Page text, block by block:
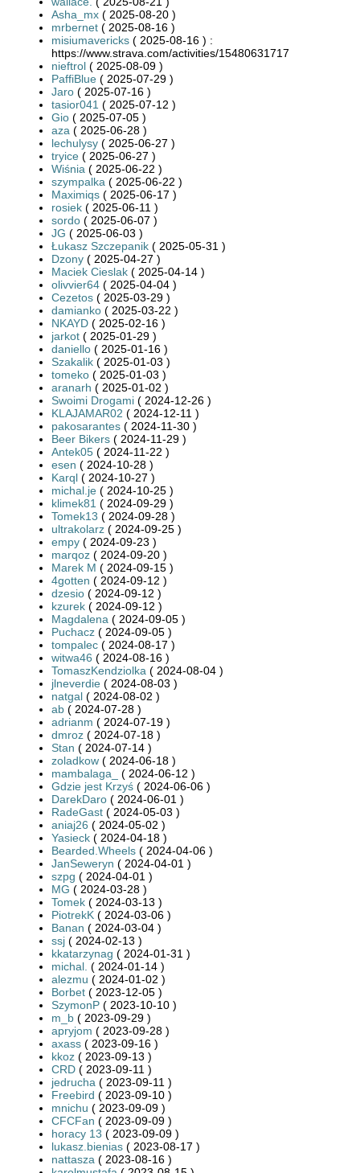
Asha_mx ( 2025-08-20 )
mrbernet ( 2025-08-16 )
misiumavericks ( 2025-08-16 ) :
https://www.strava.com/activities/15480631717
nieftrol ( 2025-08-09 )
PaffiBlue ( 2025-07-29 )
Jaro ( 2025-07-16 )
tasior041 ( 2025-07-12 )
Gio ( 2025-07-05 )
aza ( 2025-06-28 )
lechulysy ( 2025-06-27 )
tryice ( 2025-06-27 )
Wiśnia ( 2025-06-22 )
szympalka ( 2025-06-22 )
Maximiqs ( 2025-06-17 )
rosiek ( 2025-06-11 )
sordo ( 2025-06-07 )
JG ( 2025-06-03 )
Łukasz Szczepanik ( 2025-05-31 )
Dzony ( 2025-04-27 )
Maciek Cieslak ( 2025-04-14 )
olivvier64 ( 2025-04-04 )
Cezetos ( 2025-03-29 )
damianko ( 2025-03-22 )
NKAYD ( 2025-02-16 )
jarkot ( 2025-01-29 )
daniello ( 2025-01-16 )
Szakalik ( 2025-01-03 )
tomeko ( 2025-01-03 )
aranarh ( 2025-01-02 )
Swoimi Drogami ( 2024-12-26 )
KLAJAMAR02 ( 2024-12-11 )
pakosarantes ( 2024-11-30 )
Beer Bikers ( 2024-11-29 )
Antek05 ( 2024-11-22 )
esen ( 2024-10-28 )
Karql ( 2024-10-27 )
michal.je ( 2024-10-25 )
klimek81 ( 2024-09-29 )
Tomek13 ( 2024-09-28 )
ultrakolarz ( 2024-09-25 )
empy ( 2024-09-23 )
marqoz ( 2024-09-20 )
Marek M ( 2024-09-15 )
4gotten ( 2024-09-12 )
dzesio ( 2024-09-12 )
kzurek ( 2024-09-12 )
Magdalena ( 2024-09-05 )
Puchacz ( 2024-09-05 )
tompalec ( 2024-08-17 )
witwa46 ( 2024-08-16 )
TomaszKendziolka ( 2024-08-04 )
jlneverdie ( 2024-08-03 )
natgal ( 2024-08-02 )
ab ( 2024-07-28 )
adrianm ( 2024-07-19 )
dmroz ( 2024-07-18 )
Stan ( 2024-07-14 )
zoladkow ( 2024-06-18 )
mambalaga_
( 2024-06-12 )
Gdzie jest Krzyś ( 2024-06-06 )
DarekDaro ( 2024-06-01 )
RadeGast ( 2024-05-03 )
aniaj26 ( 2024-05-02 )
Yasieck ( 2024-04-18 )
Bearded.Wheels ( 2024-04-06 )
JanSeweryn ( 2024-04-01 )
szpg ( 2024-04-01 )
MG ( 2024-03-28 )
Tomek ( 2024-03-13 )
PiotrekK ( 2024-03-06 )
Banan ( 2024-03-04 )
ssj ( 2024-02-13 )
kkatarzynag ( 2024-01-31 )
michal. ( 2024-01-14 )
alezmu ( 2024-01-02 )
Borbet ( 2023-12-05 )
SzymonP ( 2023-10-10 )
m_b ( 2023-09-29 )
apryjom ( 2023-09-28 )
axass ( 2023-09-16 )
kkoz ( 2023-09-13 )
CRD ( 2023-09-11 )
jedrucha ( 2023-09-11 )
Freebird ( 2023-09-10 )
mnichu ( 2023-09-09 )
CFCFan ( 2023-09-09 )
horacy 13 ( 2023-09-09 )
lukasz.bienias ( 2023-08-17 )
nattasza ( 2023-08-16 )